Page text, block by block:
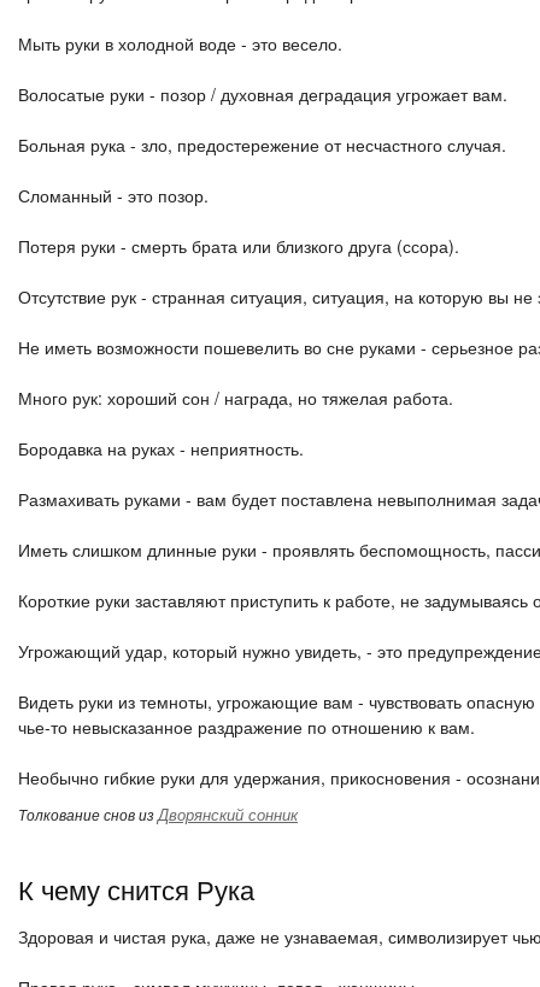
Мыть руки в холодной воде - это весело.
Волосатые руки - позор / духовная деградация угрожает вам.
Больная рука - зло, предостережение от несчастного случая.
Сломанный - это позор.
Потеря руки - смерть брата или близкого друга (ссора).
Отсутствие рук - странная ситуация, ситуация, на которую вы не
Не иметь возможности пошевелить во сне руками - серьезное
Много рук: хороший сон / награда, но тяжелая работа.
Бородавка на руках - неприятность.
Размахивать руками - вам будет поставлена ​​невыполнимая
Иметь слишком длинные руки - проявлять беспомощность,
Короткие руки заставляют приступить к работе, не
Угрожающий удар, который нужно увидеть, - это
Видеть руки из темноты, угрожающие вам - чувствовать
чье-то невысказанное раздражение по отношению к вам.
Необычно гибкие руки для удержания, прикосновения -
Толкование снов изДворянский сонник
К чему снится Рука
Здоровая и чистая рука, даже не узнаваемая, символизирует